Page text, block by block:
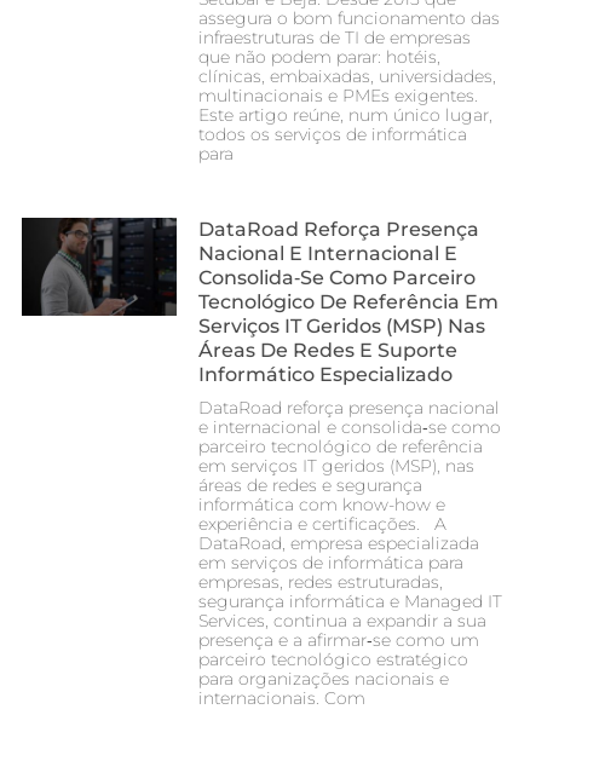
assegura o bom funcionamento das
infraestruturas de TI de empresas
que não podem parar: hotéis,
clínicas, embaixadas, universidades,
multinacionais e PMEs exigentes.
Este artigo reúne, num único lugar,
todos os serviços de informática
para
DataRoad Reforça Presença
Nacional E Internacional E
Consolida‑se Como Parceiro
Tecnológico De Referência Em
Serviços IT Geridos (MSP) Nas
Áreas De Redes E Suporte
Informático Especializado
DataRoad reforça presença nacional
e internacional e consolida‑se como
parceiro tecnológico de referência
em serviços IT geridos (MSP), nas
áreas de redes e segurança
informática com know-how e
experiência e certificações. A
DataRoad, empresa especializada
em serviços de informática para
empresas, redes estruturadas,
segurança informática e Managed IT
Services, continua a expandir a sua
presença e a afirmar‑se como um
parceiro tecnológico estratégico
para organizações nacionais e
internacionais. Com